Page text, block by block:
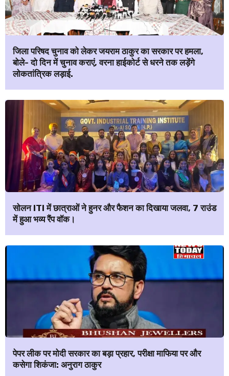
जिला परिषद चुनाव को लेकर जयराम ठाकुर का सरकार पर हमला,
बोले- दो दिन में चुनाव कराएं, वरना हाईकोर्ट से धरने तक लड़ेंगे
लोकतांत्रिक लड़ाई.
सोलन ITI में छात्राओं ने हुनर और फैशन का दिखाया जलवा, 7 राउंड
में हुआ भव्य रैंप वॉक।
पेपर लीक पर मोदी सरकार का बड़ा प्रहार, परीक्षा माफिया पर और
कसेगा शिकंजा: अनुराग ठाकुर